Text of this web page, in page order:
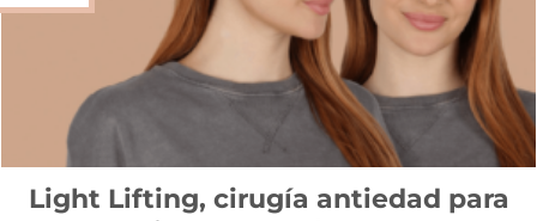
Light Lifting, cirugía antiedad para